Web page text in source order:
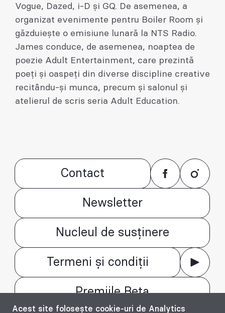
Vogue, Dazed, i-D și GQ. De asemenea, a
organizat evenimente pentru Boiler Room și
găzduiește o emisiune lunară la NTS Radio.
James conduce, de asemenea, noaptea de
poezie Adult Entertainment, care prezintă
poeți și oaspeți din diverse discipline creative
recitându-și munca, precum și salonul și
atelierul de scris seria Adult Education.
Acest site folosește cookie-uri de Analytics
Contact
Newsletter
Nucleul de susținere
Termeni și condiții
Premiile Beta